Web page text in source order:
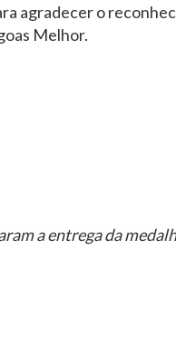
agradecer o
Melhor.
a entrega da